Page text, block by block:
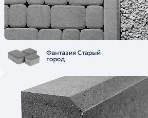
Фантазия Старый
город